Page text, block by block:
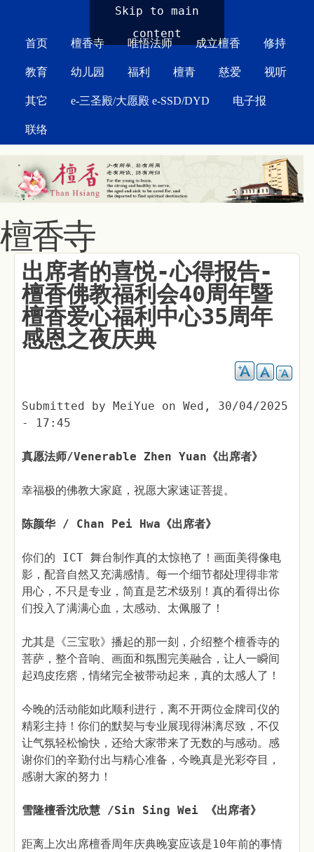
Skip to main
content
首页 檀香寺 唯悟法师 成立檀香 修持
教育 幼儿园 福利 檀青 慈爱 视听
其它 e-三圣殿/大愿殿 e-SSD/DYD 电子报
联络
檀香寺
出席者的喜悦-心得报告-
檀香佛教福利会40周年暨
檀香爱心福利中心35周年
感恩之夜庆典
Submitted by MeiYue on Wed, 30/04/2025
- 17:45
真愿法师/Venerable Zhen Yuan《出席者》
幸福极的佛教大家庭，祝愿大家速证菩提。
陈颜华 / Chan Pei Hwa《出席者》
你们的 ICT 舞台制作真的太惊艳了！画面美得像电
影，配音自然又充满感情。每一个细节都处理得非常
用心，不只是专业，简直是艺术级别！真的看得出你
们投入了满满心血，太感动、太佩服了！
尤其是《三宝歌》播起的那一刻，介绍整个檀香寺的
菩萨，整个音响、画面和氛围完美融合，让人一瞬间
起鸡皮疙瘩，情绪完全被带动起来，真的太感人了！
今晚的活动能如此顺利进行，离不开两位金牌司仪的
精彩主持！你们的默契与专业展现得淋漓尽致，不仅
让气氛轻松愉快，还给大家带来了无数的与感动。感
谢你们的辛勤付出与精心准备，今晚真是光彩夺目，
感谢大家的努力！
雪隆檀香沈欣慧 /Sin Sing Wei 《出席者》
距离上次出席檀香周年庆典晚宴应该是10年前的事情